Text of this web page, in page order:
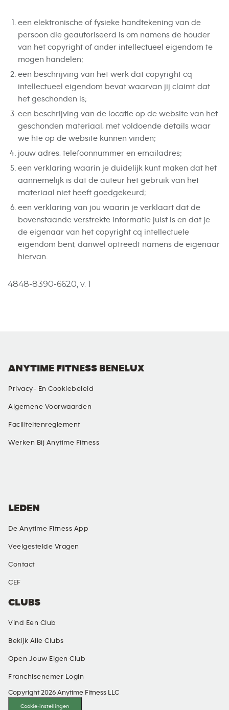
een elektronische of fysieke handtekening van de
persoon die geautoriseerd is om namens de houder
van het copyright of ander intellectueel eigendom te
mogen handelen;
een beschrijving van het werk dat copyright cq
intellectueel eigendom bevat waarvan jij claimt dat
het geschonden is;
een beschrijving van de locatie op de website van het
geschonden materiaal, met voldoende details waar
we hte op de website kunnen vinden;
jouw adres, telefoonnummer en emailadres;
een verklaring waarin je duidelijk kunt maken dat het
aannemelijk is dat de auteur het gebruik van het
materiaal niet heeft goedgekeurd;
een verklaring van jou waarin je verklaart dat de
bovenstaande verstrekte informatie juist is en dat je
de eigenaar van het copyright cq intellectuele
eigendom bent, danwel optreedt namens de eigenaar
hiervan.
4848-8390-6620, v. 1
ANYTIME FITNESS BENELUX
Privacy- En Cookiebeleid
Algemene Voorwaarden
Faciliteitenreglement
Werken Bij Anytime Fitness
CLUBS
Vind Een Club
Bekijk Alle Clubs
Open Jouw Eigen Club
Franchisenemer Login
LEDEN
De Anytime Fitness App
Veelgestelde Vragen
Contact
CEF
Copyright 2026 Anytime Fitness LLC
Cookie-instellingen